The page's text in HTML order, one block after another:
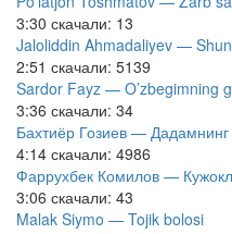
3:30 скачали: 13
Jaloliddin Ahmadaliyev —
2:51 скачали: 5139
Sardor Fayz — O’zbegimning
3:36 скачали: 34
Бахтиёр Гозиев —
4:14 скачали: 4986
Фаррухбек Комилов —
3:06 скачали: 43
Malak Siymo — Tojik bolosi